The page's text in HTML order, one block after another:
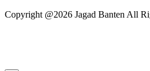
Copyright @2026 Jagad Banten All